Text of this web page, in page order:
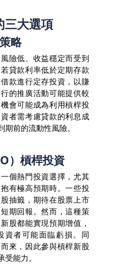
三大選項
略
險低、收益穩定而受到
貸款利率低於定期存款
款進行定存投資，以賺
的推廣活動可能提供較
會可能成為利用槓桿投
者需考慮貸款的利息成
前的流動性風險。
）槓桿投資
個熱門投資選擇，尤其
有極高預期時。一些投
抽籤，期待在股票上市
期回報。然而，這種策
股都能實現預期增值，
資者可能面臨虧損。同
來，因此參與槓桿新股
能力。